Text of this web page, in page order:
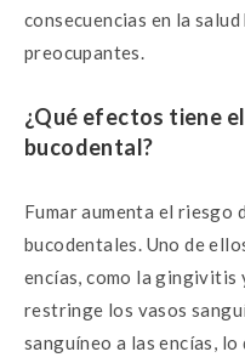
consecuencias en la
preocupantes.
¿Qué efectos tiene
bucodental?
Fumar aumenta el riesgo
bucodentales. Uno de
encías, como la
restringe los vasos
sanguíneo a las encías,